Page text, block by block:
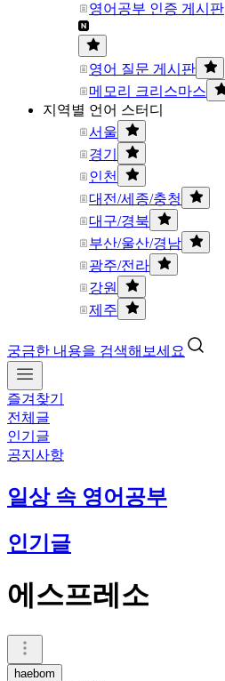
영어공부 인증 게시판
영어 질문 게시판
메모리 크리스마스
지역별 언어 스터디
서울
경기
인천
대전/세종/충청
대구/경북
부산/울산/경남
광주/전라
강원
제주
궁금한 내용을 검색해보세요
즐겨찾기
전체글
인기글
공지사항
일상 속 영어공부
인기글
에스프레소
haebom